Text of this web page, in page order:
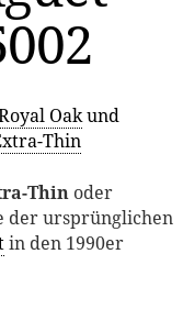
Oakund
Thin
Thin oder
der ursprünglichen
in den 1990er